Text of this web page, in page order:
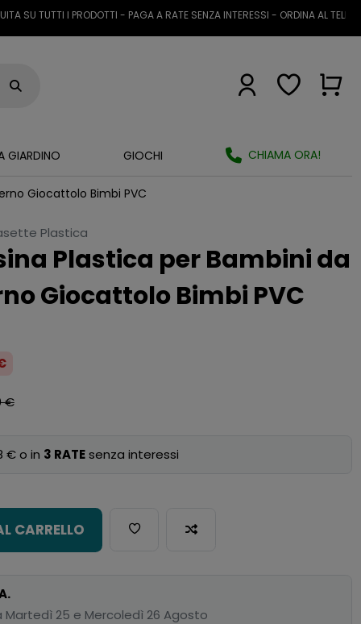
I PRODOTTI - PAGA A RATE SENZA INTERESSI - ORDINA AL TELEFONO O
GIARDINO GIOCHI CHIAMA ORA!
Giocattolo Bimbi PVC
Plastica
Plastica per Bambini da
Giocattolo Bimbi PVC
€
€ o in 3 RATEsenza interessi
CARRELLO
25 e Mercoledì 26 Agosto